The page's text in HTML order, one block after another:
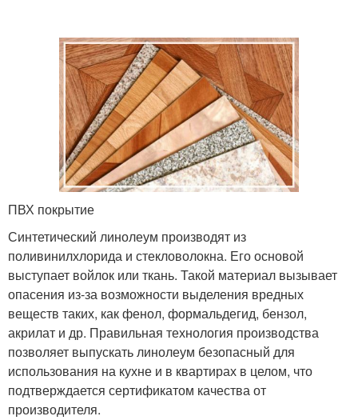
ПВХ покрытие
Синтетический линолеум производят из
поливинилхлорида и стекловолокна. Его основой
выступает войлок или ткань. Такой материал вызывает
опасения из-за возможности выделения вредных
веществ таких, как фенол, формальдегид, бензол,
акрилат и др. Правильная технология производства
позволяет выпускать линолеум безопасный для
использования на кухне и в квартирах в целом, что
подтверждается сертификатом качества от
производителя.